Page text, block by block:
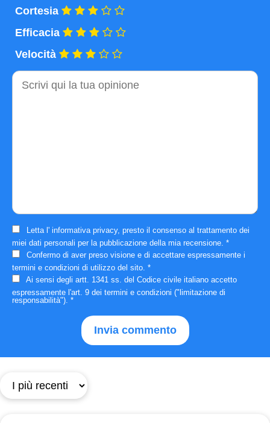
Cortesia
Efficacia
Velocità
Commento
Letta l' informativa privacy, presto il consenso al trattamento dei
miei dati personali per la pubblicazione della mia recensione. *
Confermo di aver preso visione e di accettare espressamente i
termini e condizioni di utilizzo del sito. *
Ai sensi degli artt. 1341 ss. del Codice civile italiano accetto
espressamente l'art. 9 dei termini e condizioni ("limitazione di
responsabilità"). *